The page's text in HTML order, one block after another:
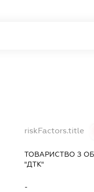
riskFactors.title
ТОВАРИСТВО З
"ДТК"
-